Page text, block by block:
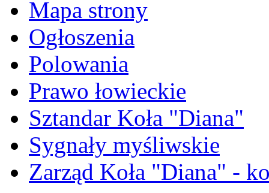
Mapa strony
Ogłoszenia
Polowania
Prawo łowieckie
Sztandar Koła "Diana"
Sygnały myśliwskie
Zarząd Koła "Diana" -